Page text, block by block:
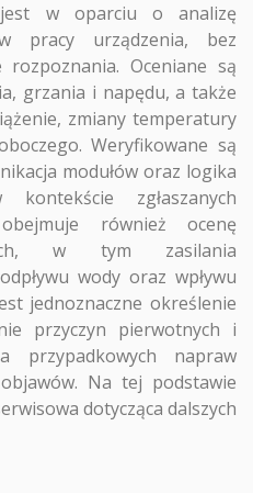
jest w oparciu o analizę
pracy urządzenia, bez
Oceniane są
grzania i napędu, a także
zmiany temperatury
Weryfikowane są
modułów oraz logika
zgłaszanych
również ocenę
w tym zasilania
wody oraz wpływu
jednoznaczne określenie
przyczyn pierwotnych i
przypadkowych napraw
Na tej podstawie
dotycząca dalszych